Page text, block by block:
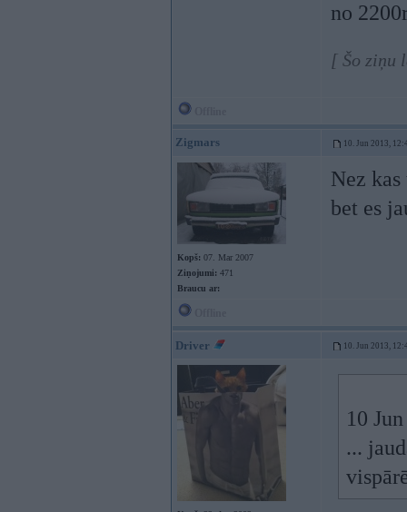
no
[ Šo ziņu
Zigmars 10. Jun 2013,
Kopš: 07. Mar 2007
Ziņojumi: 471
Braucu ar:
Nez
bet es
Driver 10. Jun 2013,
10
...